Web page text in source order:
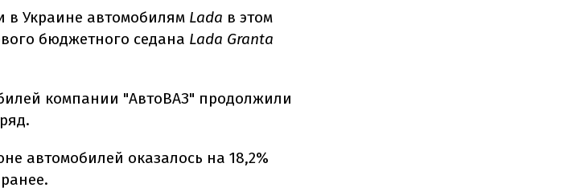
Украине автомобилям Lada в этом
бюджетного седана Lada Granta
компании "АвтоВАЗ" продолжили
автомобилей оказалось на 18,2%